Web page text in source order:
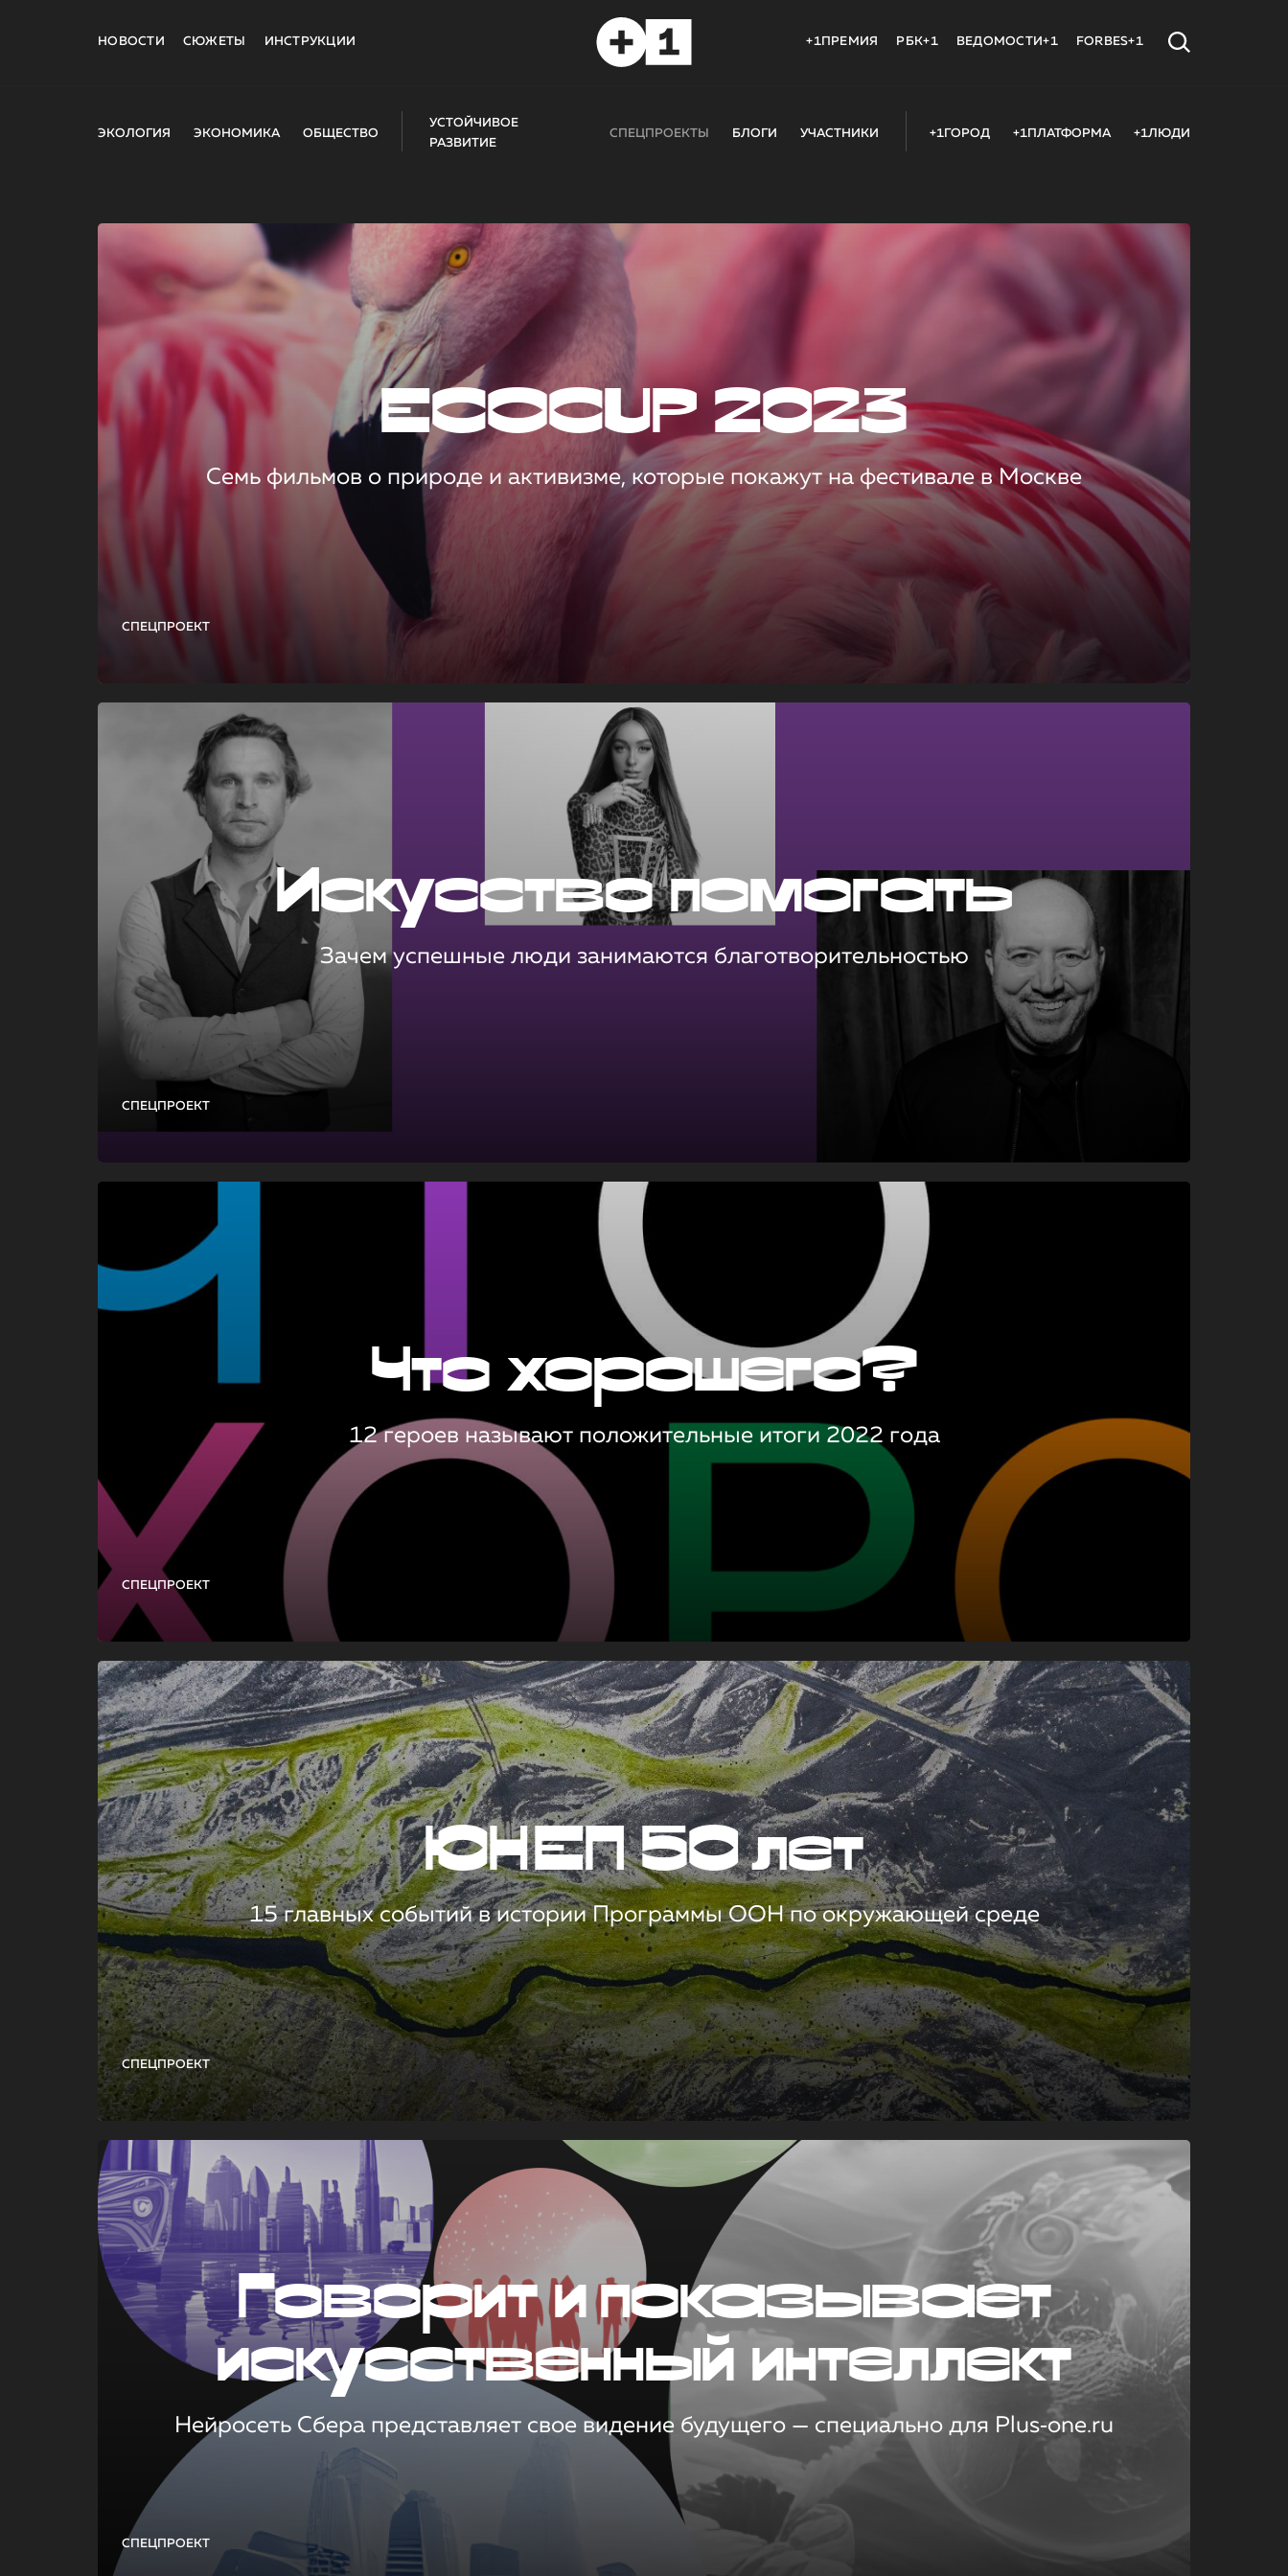
НОВОСТИ СЮЖЕТЫ ИНСТРУКЦИИ +1ПРЕМИЯ РБК+1 ВЕДОМОСТИ+1 FORBES+1
ЭКОЛОГИЯ ЭКОНОМИКА ОБЩЕСТВО
УСТОЙЧИВОЕ
РАЗВИТИЕ
СПЕЦПРОЕКТЫ БЛОГИ УЧАСТНИКИ +1ГОРОД +1ПЛАТФОРМА +1ЛЮДИ
СПЕЦПРОЕКТ
ECOCUP 2023
Семь фильмов о природе и активизме, которые покажут на фестивале в Москве
СПЕЦПРОЕКТ
Искусство помогать
Зачем успешные люди занимаются благотворительностью
СПЕЦПРОЕКТ
Что хорошего?
12 героев называют положительные итоги 2022 года
СПЕЦПРОЕКТ
ЮНЕП 50 лет
15 главных событий в истории Программы ООН по окружающей среде
СПЕЦПРОЕКТ
Говорит и показывает
искусственный интеллект
Нейросеть Сбера представляет свое видение будущего — специально для Plus‑one.ru